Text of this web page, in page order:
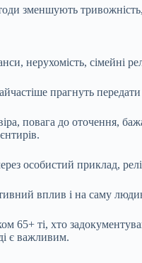
зменшують
нерухомість, сімейні
прагнуть передати
повага до оточення,
особистий приклад,
вплив і на саму
65+ ті, хто
є важливим.